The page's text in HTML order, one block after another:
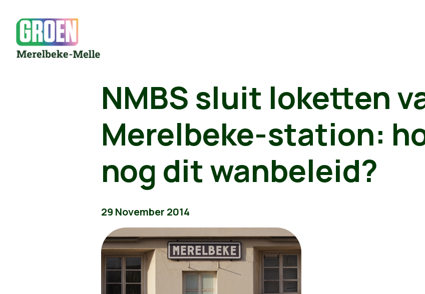
NMBS sluit loketten
Merelbeke-station:
nog dit wanbeleid?
29 November 2014